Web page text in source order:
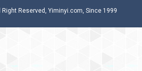
Reserved, Yiminyi.com, Since 1999